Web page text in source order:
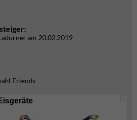
am 20.02.2019
Friends
i